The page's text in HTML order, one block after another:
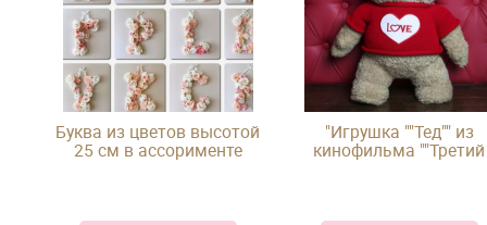
Буква из цветов высотой
25 см в ассорименте
"Игрушка ""Тед"" из
кинофильма ""Третий